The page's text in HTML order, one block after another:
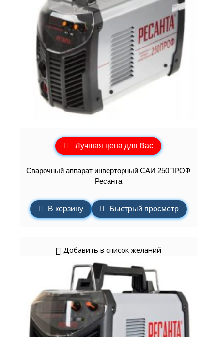
Лучшая цена для Вас
Сварочный аппарат инверторный САИ 250ПРОФ
Ресанта
В корзину Быстрый просмотр
Добавить в список желаний